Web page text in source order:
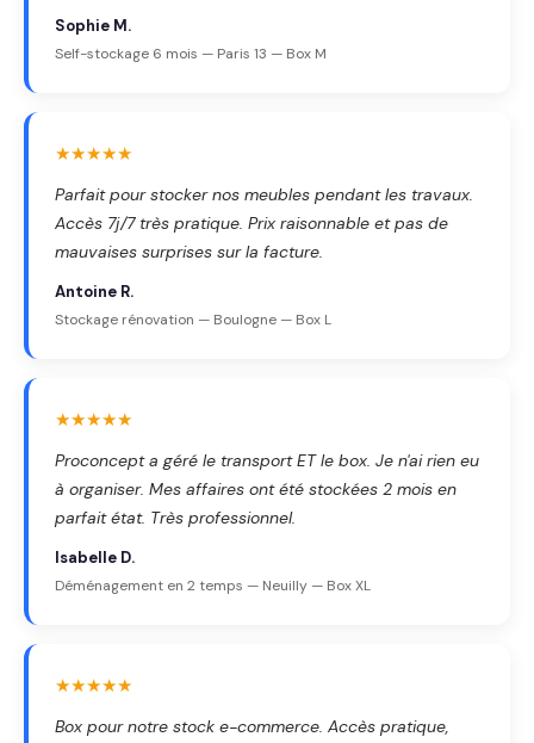
Sophie M.
Self-stockage 6 mois — Paris 13 — Box M
★★★★★
Parfait pour stocker nos meubles pendant les travaux.
Accès 7j/7 très pratique. Prix raisonnable et pas de
mauvaises surprises sur la facture.
Antoine R.
Stockage rénovation — Boulogne — Box L
★★★★★
Proconcept a géré le transport ET le box. Je n'ai rien eu
à organiser. Mes affaires ont été stockées 2 mois en
parfait état. Très professionnel.
Isabelle D.
Déménagement en 2 temps — Neuilly — Box XL
★★★★★
Box pour notre stock e-commerce. Accès pratique,